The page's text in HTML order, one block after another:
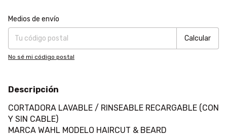
Entregas para el CP:
Medios de envío
Calcular
No sé mi código postal
Descripción
CORTADORA LAVABLE / RINSEABLE RECARGABLE (CON
Y SIN CABLE)
MARCA WAHL MODELO HAIRCUT & BEARD